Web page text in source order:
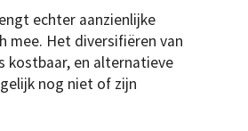
echter aanzienlijke
mee. Het diversifiëren van
kostbaar, en alternatieve
nog niet of zijn